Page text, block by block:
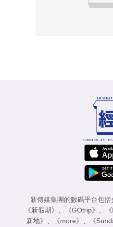
新傳媒集團的數碼平台包
《新假期》
《GOtrip》
新地》
《more》 《